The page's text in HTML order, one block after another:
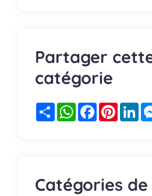
Partager
catégorie
PartagerWhatsApp
Facebook
Catégories